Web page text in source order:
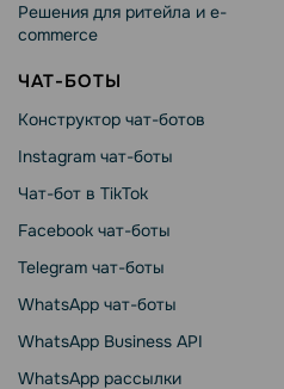
Решения для ритейла и e-
commerce
ЧАТ-БОТЫ
Конструктор чат-ботов
Instagram чат-боты
Чат-бот в TikTok
Facebook чат-боты
Telegram чат-боты
WhatsApp чат-боты
WhatsApp Business API
WhatsApp рассылки